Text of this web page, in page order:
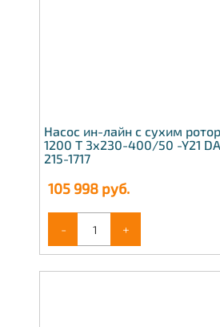
Насос ин-лайн с сухим
1200 T 3x230-400/50 -Y21
215-1717
105 998 руб.
- +